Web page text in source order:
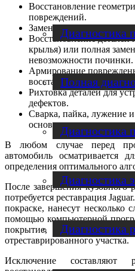
Диагностика
Полная
Диагностика
Диагностика
Диагностика
Восстановление
повреждений.
Замена лонжеронов и
Восстановление деталей
крылья) или полная
невозможности починки.
Армирование
восстановления их
Рихтовка деталей для
дефектов.
Сварка, пайка, лужение
основными деталями
В любом случае перед
автомобиль осматривается
определения оптимального
После завершения кузовного
потребуется реставрация
покраске, нанесут несколько
помощью компьютерной
покрытие, обеспечив
отреставрированного участка.
Исключение